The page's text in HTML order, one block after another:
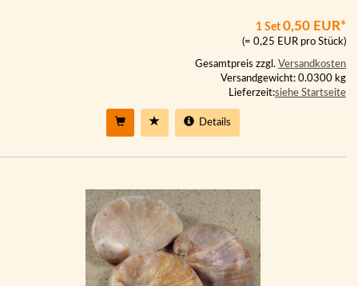
1 Set 0,50 EUR*
(= 0,25 EUR pro Stück)
Gesamtpreis zzgl. Versandkosten
Versandgewicht: 0.0300 kg
Lieferzeit:siehe Startseite
Details